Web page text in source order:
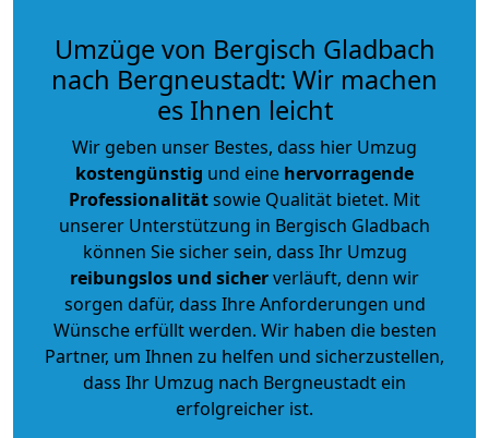
Umzüge von Bergisch Gladbach
nach Bergneustadt: Wir machen
es Ihnen leicht
Wir geben unser Bestes, dass hier Umzug
kostengünstig und eine hervorragende
Professionalitätsowie Qualität bietet. Mit
unserer Unterstützung in Bergisch Gladbach
können Sie sicher sein, dass Ihr Umzug
reibungslos und sicherverläuft, denn wir
sorgen dafür, dass Ihre Anforderungen und
Wünsche erfüllt werden. Wir haben die besten
Partner, um Ihnen zu helfen und sicherzustellen,
dass Ihr Umzug nach Bergneustadt ein
erfolgreicher ist.